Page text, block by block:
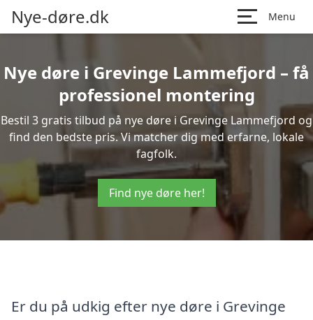
Nye-døre.dk Menu
Nye døre i Grevinge Lammefjord – få
professionel montering
Bestil 3 gratis tilbud på nye døre i Grevinge Lammefjord og
find den bedste pris. Vi matcher dig med erfarne, lokale
fagfolk.
Find nye døre her!
Er du på udkig efter nye døre i Grevinge